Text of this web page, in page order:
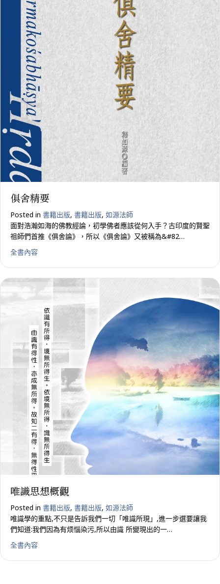
俱舍精要
Posted in 書籍出版, 書籍出版, 如源法師
面對浩瀚如海的佛教經論，初學佛者應該從何入手？古印度的賢聖
祖師們首推《俱舍論》，所以《俱舍論》又被稱為&#82…
全書內容about 俱舍精要
唯識思想概觀
Posted in 書籍出版, 書籍出版, 如源法師
唯識學的重點,不只是告訴我們一切「唯識所現」,進一步選要讓我
們知道:我們因為有烦惱染污,所以由識 所變現出的一…
全書內容about 唯識思想概觀